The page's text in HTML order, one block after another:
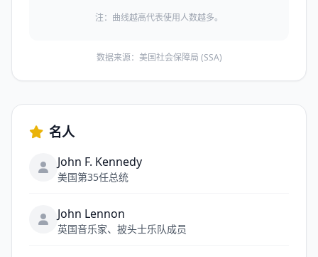
注：曲线越高代表使用人数越多。
数据来源：美国社会保障局 (SSA)
名人
John F. Kennedy
美国第35任总统
John Lennon
英国音乐家、披头士乐队成员